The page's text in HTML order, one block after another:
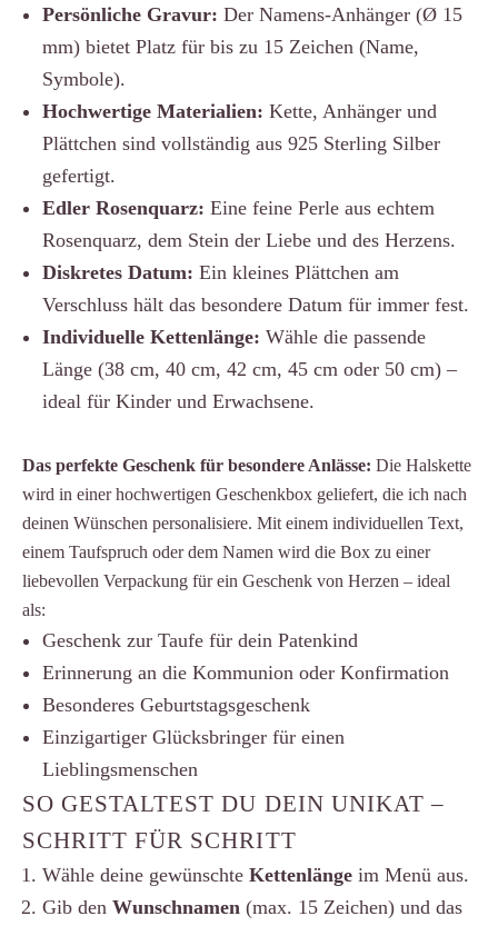
Persönliche Gravur: Der Namens-Anhänger (Ø 15
mm) bietet Platz für bis zu 15 Zeichen (Name,
Symbole).
Hochwertige Materialien: Kette, Anhänger und
Plättchen sind vollständig aus 925 Sterling Silber
gefertigt.
Edler Rosenquarz: Eine feine Perle aus echtem
Rosenquarz, dem Stein der Liebe und des Herzens.
Diskretes Datum: Ein kleines Plättchen am
Verschluss hält das besondere Datum für immer fest.
Individuelle Kettenlänge: Wähle die passende
Länge (38 cm, 40 cm, 42 cm, 45 cm oder 50 cm) –
ideal für Kinder und Erwachsene.
Das perfekte Geschenk für besondere Anlässe: Die Halskette
wird in einer hochwertigen Geschenkbox geliefert, die ich nach
deinen Wünschen personalisiere. Mit einem individuellen Text,
einem Taufspruch oder dem Namen wird die Box zu einer
liebevollen Verpackung für ein Geschenk von Herzen – ideal
als:
Geschenk zur Taufe für dein Patenkind
Erinnerung an die Kommunion oder Konfirmation
Besonderes Geburtstagsgeschenk
Einzigartiger Glücksbringer für einen
Lieblingsmenschen
SO GESTALTEST DU DEIN UNIKAT –
SCHRITT FÜR SCHRITT
Wähle deine gewünschte Kettenlänge im Menü aus.
Gib den Wunschnamen (max. 15 Zeichen) und das